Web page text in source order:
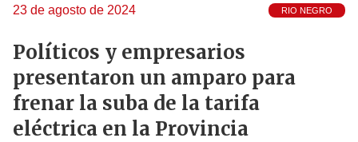
23 de agosto de 2024 RIO NEGRO
Políticos y empresarios
presentaron un amparo para
frenar la suba de la tarifa
eléctrica en la Provincia